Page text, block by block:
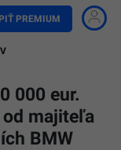
PREMIUM
000 eur.
majiteľa
BMW